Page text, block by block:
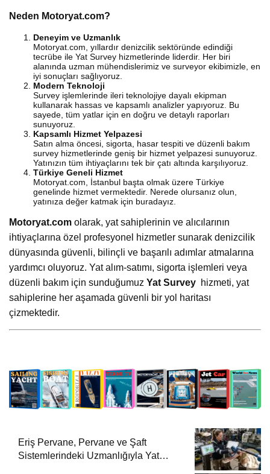
Neden Motoryat.com?
Deneyim ve Uzmanlık
Motoryat.com, yıllardır denizcilik sektöründe edindiği
tecrübe ile Yat Survey hizmetlerinde liderdir. Her biri
alanında uzman mühendislerimiz ve surveyor ekibimizle, en
iyi sonuçları sağlıyoruz.
Modern Teknoloji
Survey işlemlerinde ileri teknolojiye dayalı ekipman
kullanarak hassas ve kapsamlı analizler yapıyoruz. Bu
sayede, tüm yatlar için en doğru ve detaylı raporları
sunuyoruz.
Kapsamlı Hizmet Yelpazesi
Satın alma öncesi, sigorta, hasar tespiti ve düzenli bakım
survey hizmetlerinde geniş bir hizmet yelpazesi sunuyoruz.
Yatınızın tüm ihtiyaçlarını tek bir çatı altında karşılıyoruz.
Türkiye Geneli Hizmet
Motoryat.com, İstanbul başta olmak üzere Türkiye
genelinde hizmet vermektedir. Nerede olursanız olun,
yatınıza değer katmak için buradayız.
Motoryat.com olarak, yat sahiplerinin ve alıcılarının
ihtiyaçlarına özel profesyonel hizmetler sunarak denizcilik
dünyasında güvenli, bilinçli ve başarılı adımlar atmalarına
yardımcı oluyoruz. Yat alım-satımı, sigorta işlemleri veya
düzenli bakım için sunduğumuz Yat Survey hizmeti, yat
sahiplerine her aşamada güvenli bir yol haritası
çizmektedir.
Eriş Pervane, Pervane ve Şaft
Sistemlerindeki Uzmanlığıyla Yat